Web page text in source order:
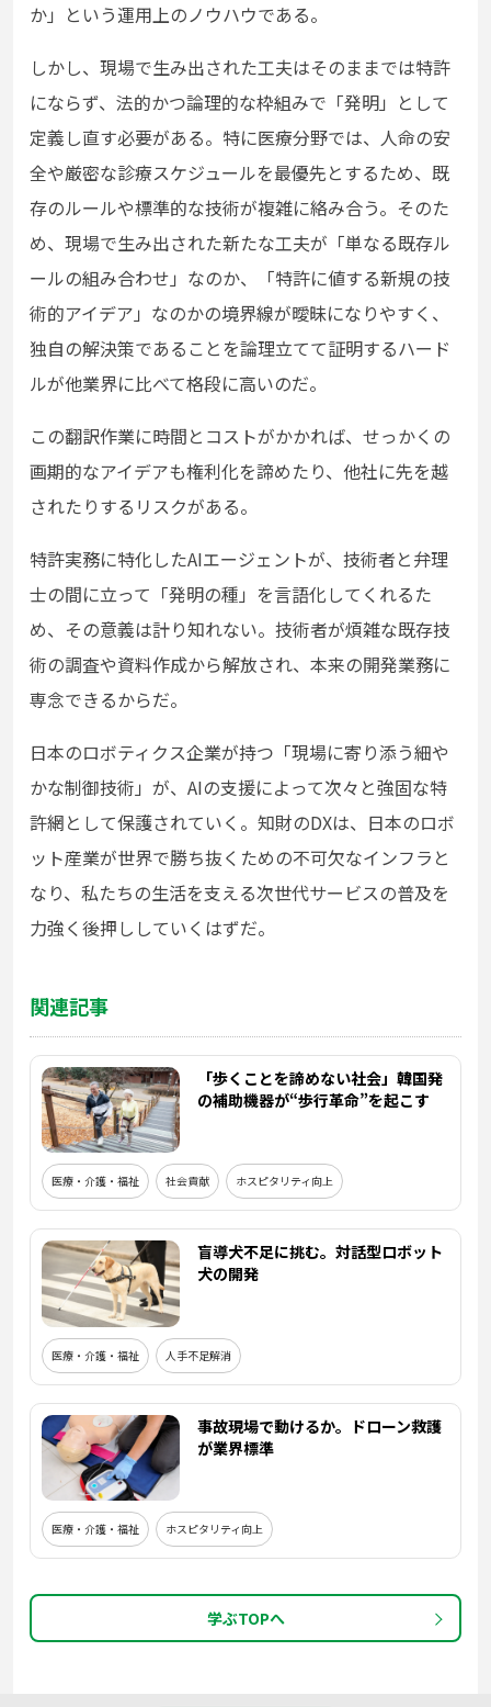
か」という運用上のノウハウである。
しかし、現場で生み出された工夫はそのままでは特許
にならず、法的かつ論理的な枠組みで「発明」として
定義し直す必要がある。特に医療分野では、人命の安
全や厳密な診療スケジュールを最優先とするため、既
存のルールや標準的な技術が複雑に絡み合う。そのた
め、現場で生み出された新たな工夫が「単なる既存ル
ールの組み合わせ」なのか、「特許に値する新規の技
術的アイデア」なのかの境界線が曖昧になりやすく、
独自の解決策であることを論理立てて証明するハード
ルが他業界に比べて格段に高いのだ。
この翻訳作業に時間とコストがかかれば、せっかくの
画期的なアイデアも権利化を諦めたり、他社に先を越
されたりするリスクがある。
特許実務に特化したAIエージェントが、技術者と弁理
士の間に立って「発明の種」を言語化してくれるた
め、その意義は計り知れない。技術者が煩雑な既存技
術の調査や資料作成から解放され、本来の開発業務に
専念できるからだ。
日本のロボティクス企業が持つ「現場に寄り添う細や
かな制御技術」が、AIの支援によって次々と強固な特
許網として保護されていく。知財のDXは、日本のロボ
ット産業が世界で勝ち抜くための不可欠なインフラと
なり、私たちの生活を支える次世代サービスの普及を
力強く後押ししていくはずだ。
関連記事
「歩くことを諦めない社会」韓国発
の補助機器が“歩行革命”を起こす
医療・介護・福祉 社会貢献 ホスピタリティ向上
盲導犬不足に挑む。対話型ロボット
犬の開発
医療・介護・福祉 人手不足解消
事故現場で動けるか。ドローン救護
が業界標準
医療・介護・福祉 ホスピタリティ向上
学ぶTOPへ